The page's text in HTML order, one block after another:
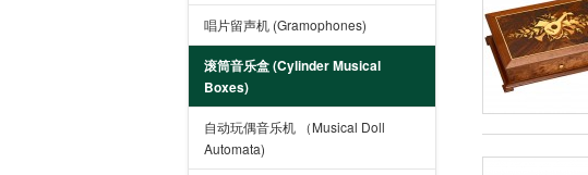
唱片留声机 (Gramophones)
滚筒音乐盒 (Cylinder Musical
Boxes)
自动玩偶音乐机 （Musical Doll
Automata)